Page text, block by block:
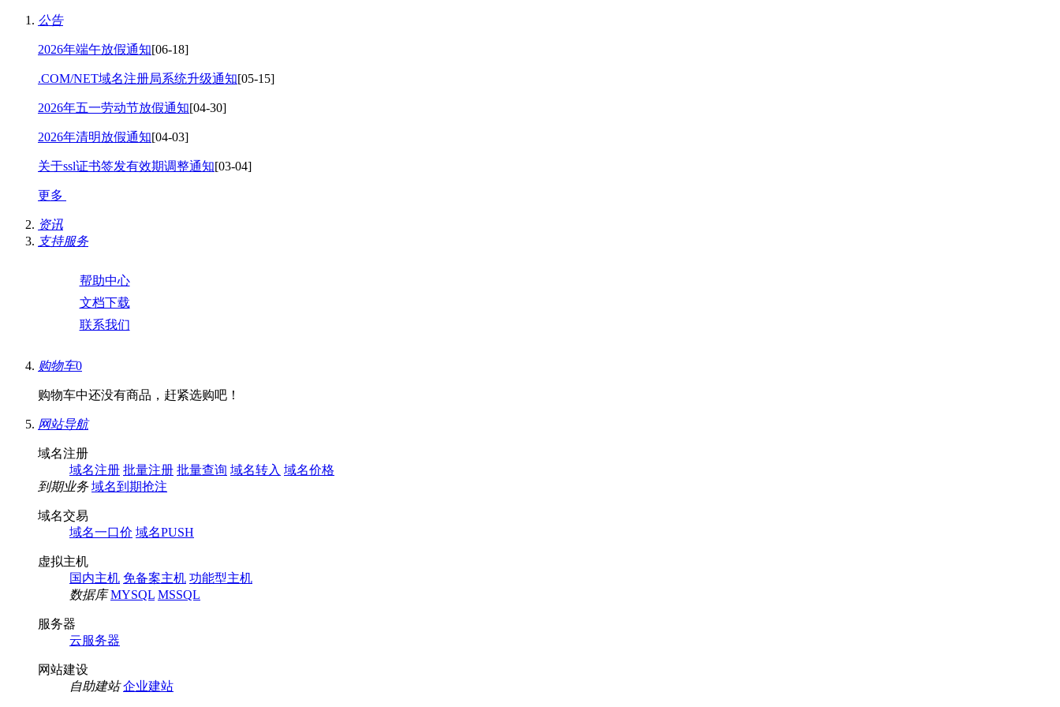
公告
2026年端午放假通知[06-18]
.COM/NET域名注册局系统升级通知[05-15]
2026年五一劳动节放假通知[04-30]
2026年清明放假通知[04-03]
关于ssl证书签发有效期调整通知[03-04]
更多
资讯
支持服务
帮助中心
文档下载
联系我们
购物车0
购物车中还没有商品，赶紧选购吧！
网站导航
域名注册
域名注册 批量注册 批量查询 域名转入 域名价格
到期业务 域名到期抢注
域名交易
域名一口价 域名PUSH
虚拟主机
国内主机 免备案主机 功能型主机
数据库 MYSQL MSSQL
服务器
云服务器
网站建设
自助建站 企业建站